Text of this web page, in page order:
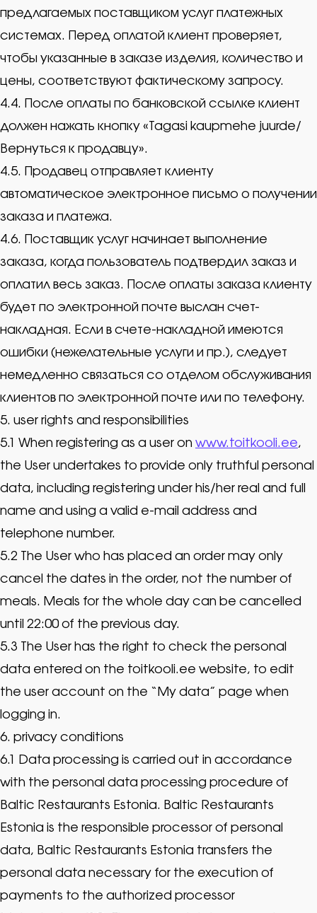
предлагаемых поставщиком услуг платежных
системах. Перед оплатой клиент проверяет,
чтобы указанные в заказе изделия, количество и
цены, соответствуют фактическому запросу.
4.4. После оплаты по банковской ссылке клиент
должен нажать кнопку «Tagasi kaupmehe juurde/
Вернуться к продавцу».
4.5. Продавец отправляет клиенту
автоматическое электронное письмо о получении
заказа и платежа.
4.6. Поставщик услуг начинает выполнение
заказа, когда пользователь подтвердил заказ и
оплатил весь заказ. После оплаты заказа клиенту
будет по электронной почте выслан счет-
накладная. Если в счете-накладной имеются
ошибки (нежелательные услуги и пр.), следует
немедленно связаться со отделом обслуживания
клиентов по электронной почте или по телефону.
5. user rights and responsibilities
5.1 When registering as a user on www.toitkooli.ee,
the User undertakes to provide only truthful personal
data, including registering under his/her real and full
name and using a valid e-mail address and
telephone number.
5.2 The User who has placed an order may only
cancel the dates in the order, not the number of
meals. Meals for the whole day can be cancelled
until 22:00 of the previous day.
5.3 The User has the right to check the personal
data entered on the toitkooli.ee website, to edit
the user account on the “My data” page when
logging in.
6. privacy conditions
6.1 Data processing is carried out in accordance
with the personal data processing procedure of
Baltic Restaurants Estonia. Baltic Restaurants
Estonia is the responsible processor of personal
data, Baltic Restaurants Estonia transfers the
personal data necessary for the execution of
payments to the authorized processor